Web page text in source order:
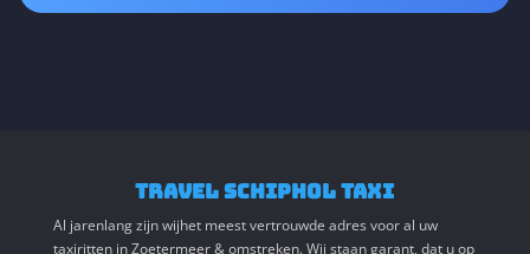
TRAVEL SCHIPHOL TAXI
Al jarenlang zijn wijhet meest vertrouwde adres voor al uw
taxiritten in Zoetermeer & omstreken. Wij staan garant, dat u op